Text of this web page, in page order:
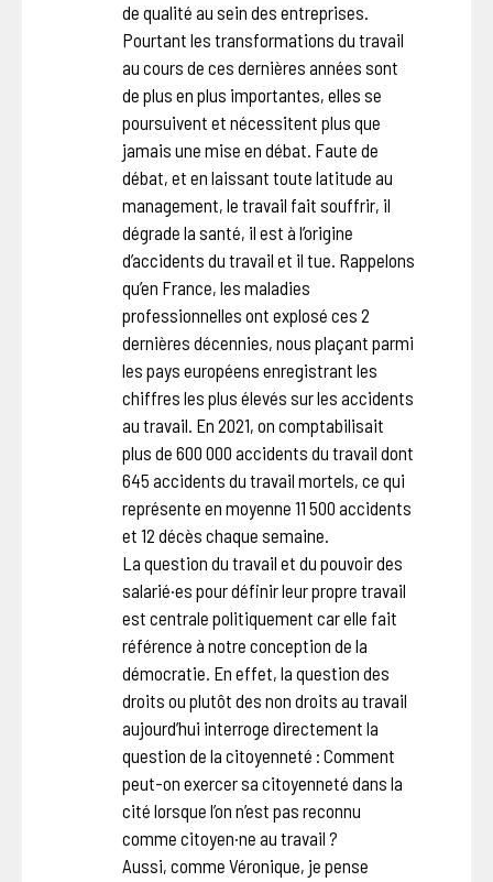
de qualité au sein des entreprises.
Pourtant les transformations du travail
au cours de ces dernières années sont
de plus en plus importantes, elles se
poursuivent et nécessitent plus que
jamais une mise en débat. Faute de
débat, et en laissant toute latitude au
management, le travail fait souffrir, il
dégrade la santé, il est à l’origine
d’accidents du travail et il tue. Rappelons
qu’en France, les maladies
professionnelles ont explosé ces 2
dernières décennies, nous plaçant parmi
les pays européens enregistrant les
chiffres les plus élevés sur les accidents
au travail. En 2021, on comptabilisait
plus de 600 000 accidents du travail dont
645 accidents du travail mortels, ce qui
représente en moyenne 11 500 accidents
et 12 décès chaque semaine.
La question du travail et du pouvoir des
salarié·es pour définir leur propre travail
est centrale politiquement car elle fait
référence à notre conception de la
démocratie. En effet, la question des
droits ou plutôt des non droits au travail
aujourd’hui interroge directement la
question de la citoyenneté : Comment
peut-on exercer sa citoyenneté dans la
cité lorsque l’on n’est pas reconnu
comme citoyen·ne au travail ?
Aussi, comme Véronique, je pense